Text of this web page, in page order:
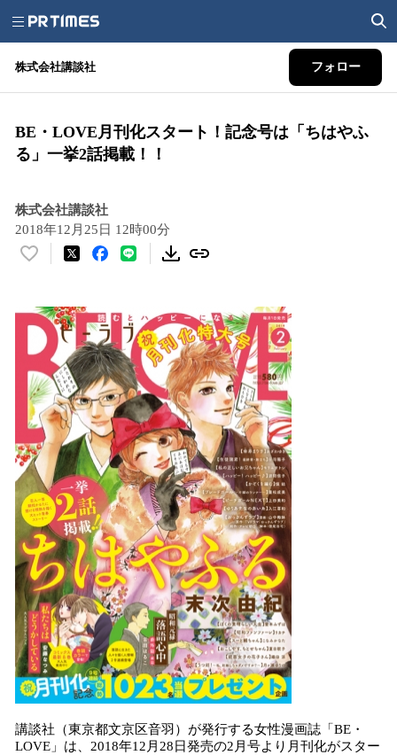
株式会社講談社 フォロー
BE・LOVE月刊化 スタート！ 記念号は 「ちはやふ
る」 一挙2話掲載！！
株式会社講談社
2018年12月25日 12時00分
い
！
を
読
み
込
み
中
で
す
講談社（東京都文京区音羽）が発行する女性漫画誌「BE・
LOVE」は、2018年12月28日発売の2月号より月刊化がスター